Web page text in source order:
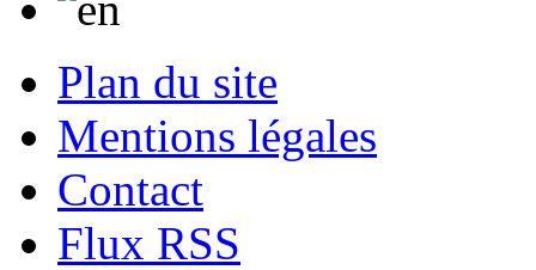
Plan du site
Mentions légales
Contact
Flux RSS